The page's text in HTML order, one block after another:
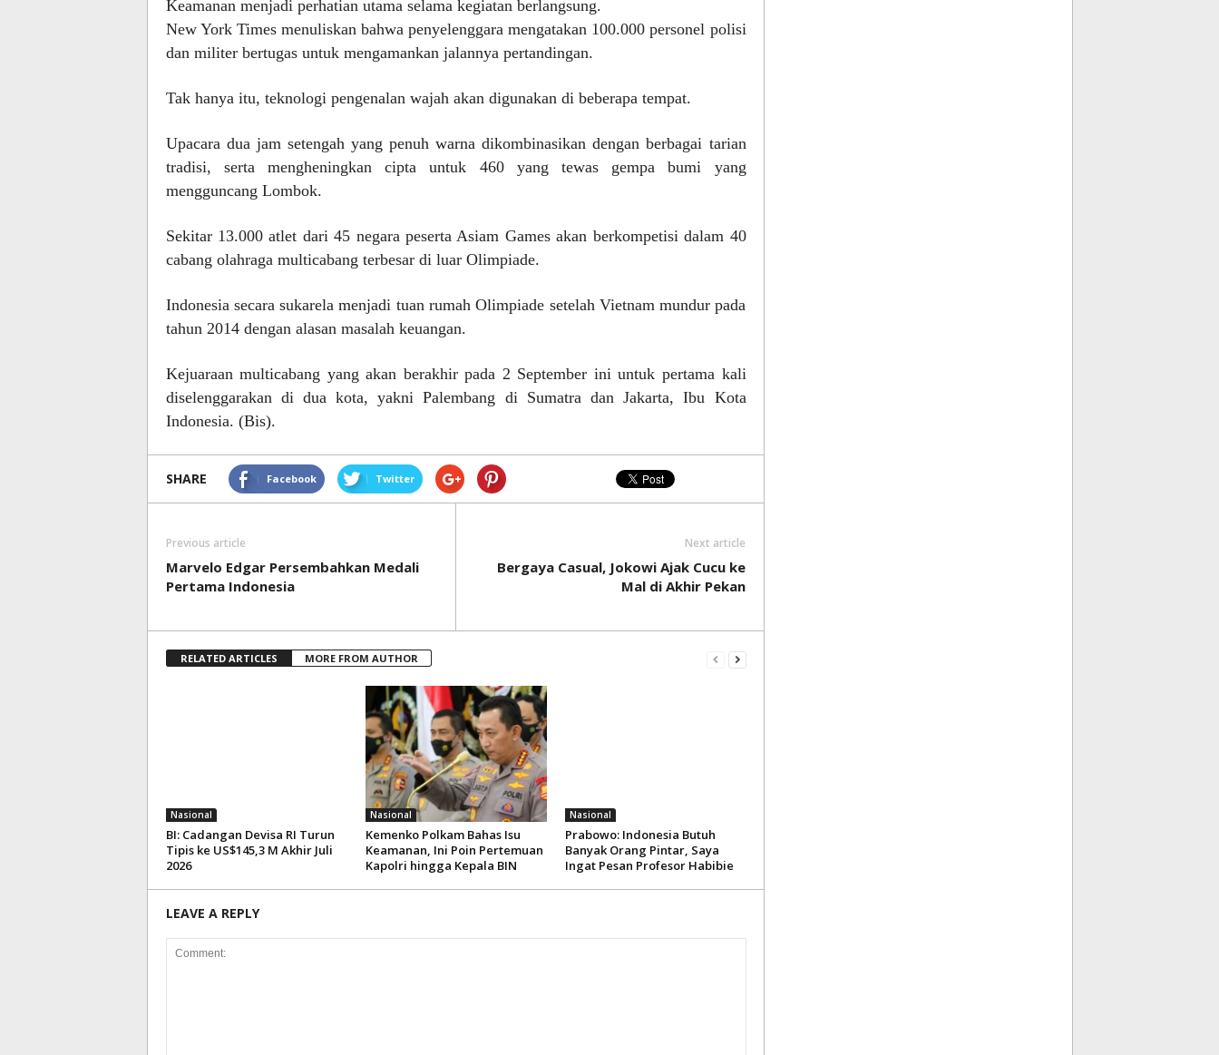
Keamanan menjadi perhatian utama selama kegiatan berlangsung.
New York Times menuliskan bahwa penyelenggara mengatakan 100.000 personel polisi
dan militer bertugas untuk mengamankan jalannya pertandingan.
Tak hanya itu, teknologi pengenalan wajah akan digunakan di beberapa tempat.
Upacara dua jam setengah yang penuh warna dikombinasikan dengan berbagai tarian
tradisi, serta mengheningkan cipta untuk 460 yang tewas gempa bumi yang
mengguncang Lombok.
Sekitar 13.000 atlet dari 45 negara peserta Asiam Games akan berkompetisi dalam 40
cabang olahraga multicabang terbesar di luar Olimpiade.
Indonesia secara sukarela menjadi tuan rumah Olimpiade setelah Vietnam mundur pada
tahun 2014 dengan alasan masalah keuangan.
Kejuaraan multicabang yang akan berakhir pada 2 September ini untuk pertama kali
diselenggarakan di dua kota, yakni Palembang di Sumatra dan Jakarta, Ibu Kota
Indonesia. (Bis).
SHARE Facebook Twitter
Previous article
Marvelo Edgar Persembahkan Medali
Pertama Indonesia
Next article
Bergaya Casual, Jokowi Ajak Cucu ke
Mal di Akhir Pekan
RELATED ARTICLES MORE FROM AUTHOR
Nasional
BI: Cadangan Devisa RI Turun
Tipis ke US$145,3 M Akhir Juli
2026
Nasional
Kemenko Polkam Bahas Isu
Keamanan, Ini Poin Pertemuan
Kapolri hingga Kepala BIN
Nasional
Prabowo: Indonesia Butuh
Banyak Orang Pintar, Saya
Ingat Pesan Profesor Habibie
LEAVE A REPLY